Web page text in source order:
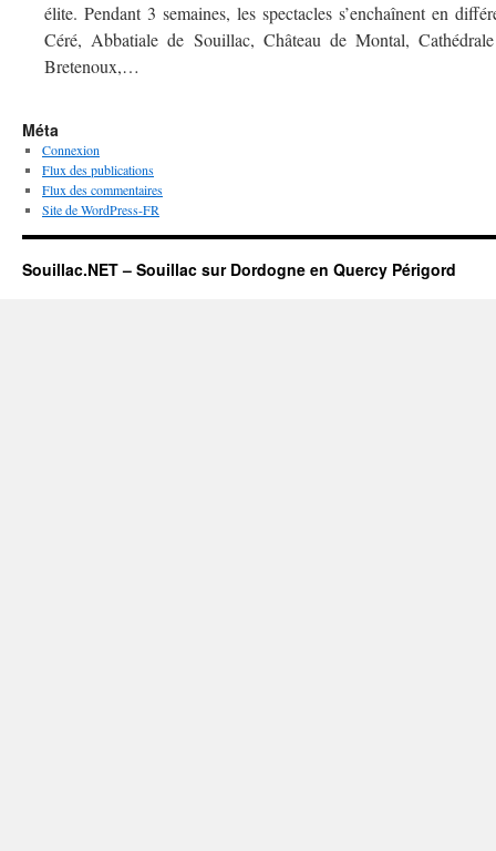
élite. Pendant 3 semaines, les spectacles s’enchaînent en
Céré, Abbatiale de Souillac, Château de Montal,
Bretenoux,…
Méta
Connexion
Flux des publications
Flux des commentaires
Site de WordPress-FR
Souillac.NET – Souillac sur Dordogne en Quercy Périgord